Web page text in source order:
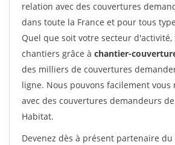
relation avec des couvertures
dans toute la France et pour tous
Quel que soit votre secteur d'activité,
chantiers grâce à chantier-
des milliers de couvertures
ligne. Nous pouvons facilement
avec des couvertures demandeurs
Habitat.
Devenez dès à présent partenaire du